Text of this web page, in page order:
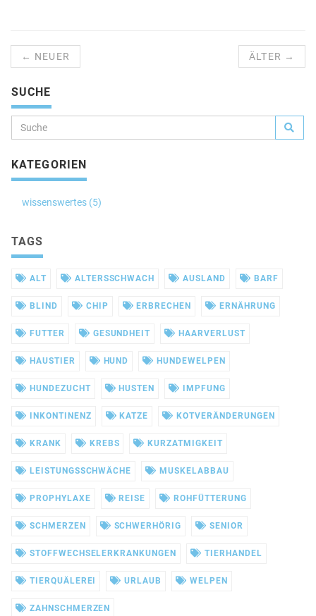
← NEUER ÄLTER →
SUCHE
KATEGORIEN
wissenswertes (5)
TAGS
ALT ALTERSSCHWACH AUSLAND BARF
BLIND CHIP ERBRECHEN ERNÄHRUNG
FUTTER GESUNDHEIT HAARVERLUST
HAUSTIER HUND HUNDEWELPEN
HUNDEZUCHT HUSTEN IMPFUNG
INKONTINENZ KATZE KOTVERÄNDERUNGEN
KRANK KREBS KURZATMIGKEIT
LEISTUNGSSCHWÄCHE MUSKELABBAU
PROPHYLAXE REISE ROHFÜTTERUNG
SCHMERZEN SCHWERHÖRIG SENIOR
STOFFWECHSELERKRANKUNGEN TIERHANDEL
TIERQUÄLEREI URLAUB WELPEN
ZAHNSCHMERZEN